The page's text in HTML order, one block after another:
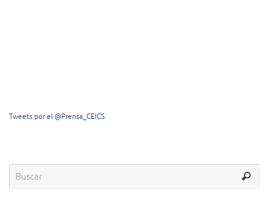
Tweets por el @Prensa_CEICS.